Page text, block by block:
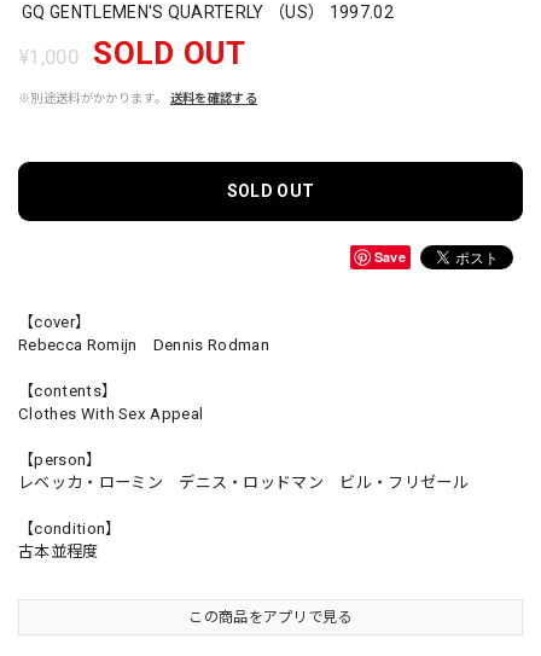
GQ GENTLEMEN'S QUARTERLY （US） 1997.02
¥1,000 SOLD OUT
※別途送料がかかります。 送料を確認する
SOLD OUT
Save
【cover】
Rebecca Romijn Dennis Rodman
【contents】
Clothes With Sex Appeal
【person】
レベッカ・ローミン デニス・ロッドマン ビル・フリゼール
【condition】
古本並程度
この商品をアプリで見る